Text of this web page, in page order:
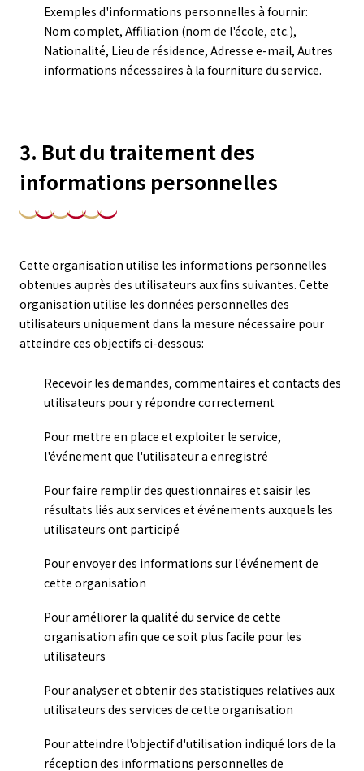
Exemples d'informations personnelles à fournir:
Nom complet, Affiliation (nom de l'école, etc.),
Nationalité, Lieu de résidence, Adresse e-mail, Autres
informations nécessaires à la fourniture du service.
3. But du traitement des
informations personnelles
Cette organisation utilise les informations personnelles
obtenues auprès des utilisateurs aux fins suivantes. Cette
organisation utilise les données personnelles des
utilisateurs uniquement dans la mesure nécessaire pour
atteindre ces objectifs ci-dessous:
Recevoir les demandes, commentaires et contacts des
utilisateurs pour y répondre correctement
Pour mettre en place et exploiter le service,
l'événement que l'utilisateur a enregistré
Pour faire remplir des questionnaires et saisir les
résultats liés aux services et événements auxquels les
utilisateurs ont participé
Pour envoyer des informations sur l'événement de
cette organisation
Pour améliorer la qualité du service de cette
organisation afin que ce soit plus facile pour les
utilisateurs
Pour analyser et obtenir des statistiques relatives aux
utilisateurs des services de cette organisation
Pour atteindre l'objectif d'utilisation indiqué lors de la
réception des informations personnelles de